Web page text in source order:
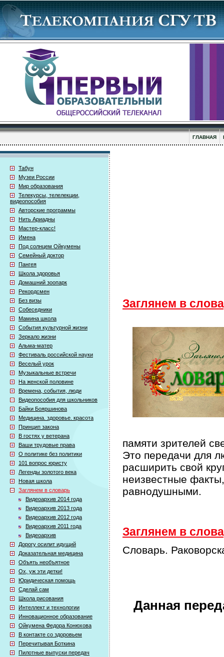
ГЛАВНАЯ
Табун
Музеи России
Мир образования
Телекурсы, телелекции,
видеопособия
Авторские программы
Нить Ариадны
Мастер-класс!
Имена
Под солнцем Ойкумены
Семейный доктор
Пангея
Школа здоровья
Домашний зоопарк
Рекордсмен
Без визы
Собеседники
Мамина школа
События культурной жизни
Зеркало жизни
Альма-матер
Фестиваль российской науки
Веселый урок
Музыкальные встречи
На женской половине
Времена, события, люди
Видеопособия для школьников
Байки Бояршинова
Медицина. здоровье. красота
Принцип закона
В гостях у ветерана
Ваши трудовые права
О политике без политики
101 вопрос юристу
Легенды золотого века
Новая школа
Заглянем в словарь
Видеоархив 2014 года
Видеоархив 2013 года
Видеоархив 2012 года
Видеоархив 2011 года
Видеоархив
Дорогу осилит идущий
Доказательная медицина
Объять необъятное
Ох, уж эти детки!
Юридическая помощь
Сделай сам
Школа рисования
Интеллект и технологии
Инновационное образование
Ойкумена Федора Конюхова
В контакте со здоровьем
Перечитывая Боткина
Пилотные выпуски передач
Заглянем в
памяти зрителей
Это передачи для
расширить свой
неизвестные
равнодушными.
Заглянем в
Словарь.
Данная